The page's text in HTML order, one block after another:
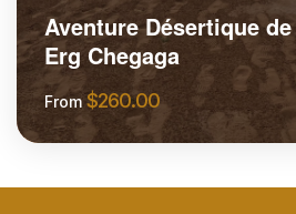
Aventure Désertique
Erg Chegaga
From $260.00